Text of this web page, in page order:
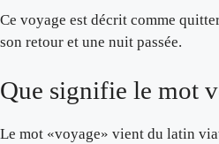
Ce voyage est décrit comme
son retour et une nuit passée.
Que signifie le mot
Le mot «voyage» vient du latin